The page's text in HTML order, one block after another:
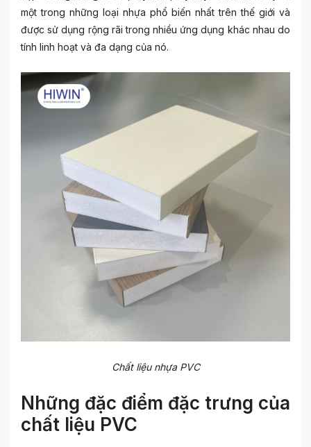
một trong những loại nhựa phổ biến nhất trên thế giới và
được sử dụng rộng rãi trong nhiều ứng dụng khác nhau do
tính linh hoạt và đa dạng của nó.
Chất liệu nhựa PVC
Những đặc điểm đặc trưng của
chất liệu PVC